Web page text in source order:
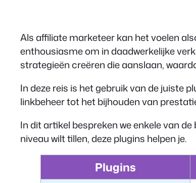
Als affiliate marketeer kan het voelen
enthousiasme om in daadwerkelijke
strategieën creëren die aanslaan,
In deze reis is het gebruik van de juiste
linkbeheer tot het bijhouden van
In dit artikel bespreken we enkele van
niveau wilt tillen, deze plugins helpen je.
Plugins